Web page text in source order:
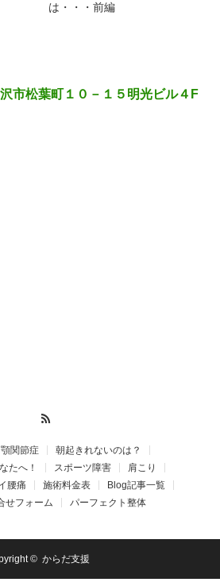
は・・・前編
市松葉町１０－１５明光ビル４F
顎関節症
朝起きれないのは？
たへ！
スポーツ障害
肩こり
腰痛
施術料金表
Blog記事一覧
せフォーム
パーフェクト整体
© からだ支援